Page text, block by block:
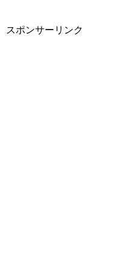
スポンサーリンク